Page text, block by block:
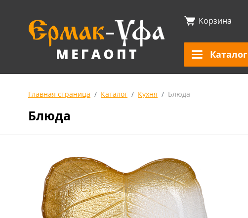
Корзина
Каталог
Главная страница Каталог Кухня Блюда
Блюда